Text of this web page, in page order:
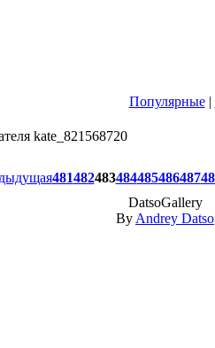
Популярные|
kate_821568720
481482483484485486487
DatsoGallery
By Andrey Datso